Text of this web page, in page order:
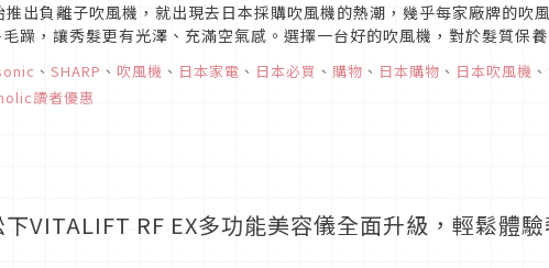
出負離子吹風機，就出現去日本採購吹風機的熱潮，幾乎每家廠牌的吹
躁，讓秀髮更有光澤、充滿空氣感。選擇一台好的吹風機，對於髮質保
、 SHARP 、 吹風機 、 日本家電 、 日本必買 、 購物 、 日本購物 、 日本吹風機 、
讀者優惠
VITALIFT RF EX多功能美容儀全面升級，輕鬆體